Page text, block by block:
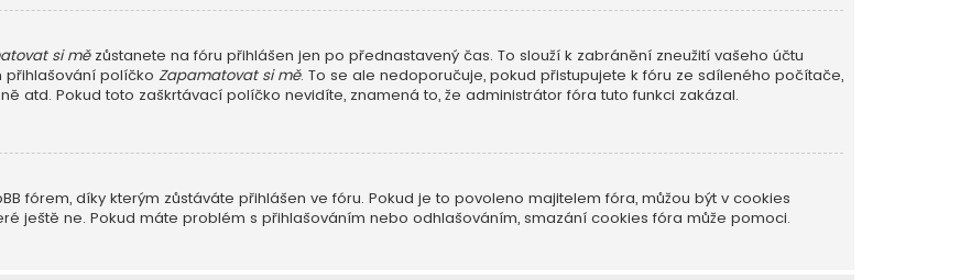
si mězůstanete na fóru přihlášen jen po přednastavený čas. To slouží k zabránění zneužití vašeho účtu
přihlašování políčko Zapamatovat si mě. To se ale nedoporučuje, pokud přistupujete k fóru ze sdíleného počítače,
atd. Pokud toto zaškrtávací políčko nevidíte, znamená to, že administrátor fóra tuto funkci zakázal.
fórem, díky kterým zůstáváte přihlášen ve fóru. Pokud je to povoleno majitelem fóra, můžou být v cookies
ještě ne. Pokud máte problém s přihlašováním nebo odhlašováním, smazání cookies fóra může pomoci.